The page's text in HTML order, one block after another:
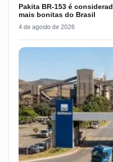
Pakita BR-153 é
mais bonitas do Brasil
4 de agosto de 2026